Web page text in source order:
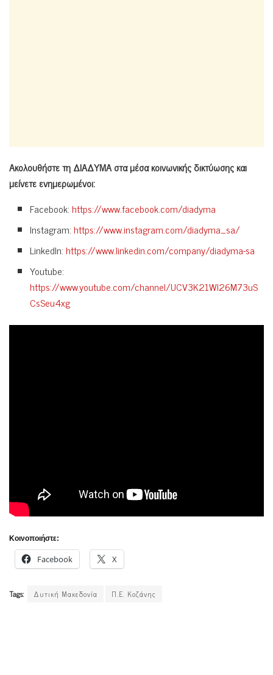
Ακολουθήστε τη ΔΙΑΔΥΜΑ στα μέσα κοινωνικής δικτύωσης και
μείνετε ενημερωμένοι:
Facebook:https://www.facebook.com/diadyma
Instagram:https://www.instagram.com/diadyma_sa/
LinkedIn:https://www.linkedin.com/company/diadyma-sa
Youtube:
https://www.youtube.com/channel/UCV3K21Wl26M73uS
CsSeu4xg
Κοινοποιήστε:
Facebook X
Tags: Δυτική Μακεδονία Π.Ε. Κοζάνης